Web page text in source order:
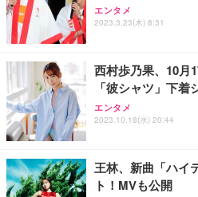
ッシュ 通気性 ランバ
ス圧無段階昇降 360
HOOTER Gaming
グモニター QD 24.5
ュラー 200枚入【
エンタメ
2023.3.23(木) 8:31
西村歩乃果、10月
「彼シャツ」下着
エンタメ
2023.10.18(水) 20:44
王林、新曲「ハイ
ト！MVも公開